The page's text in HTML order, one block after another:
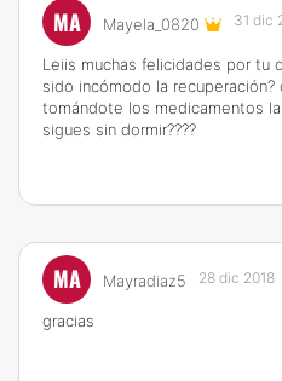
MA Mayela_0820 31 dic
Leiis muchas felicidades por tu
sido incómodo la
tomándote los medicamentos
sigues sin dormir????
MA Mayradiaz5 28 dic 2018
gracias